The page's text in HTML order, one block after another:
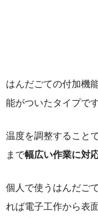
はんだごての付加機
能がついたタイプです
温度を調整すること
まで幅広い作業に対
個人で使うはんだご
れば電子工作から表